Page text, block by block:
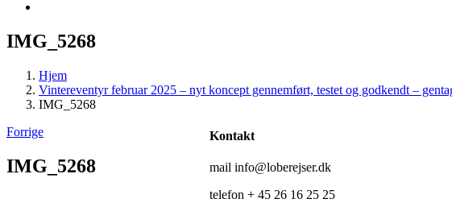
IMG_5268
Hjem
Vintereventyr februar 2025 – nyt koncept gennemført, testet og godkendt –
IMG_5268
Forrige
IMG_5268
Kontakt
mail info@loberejser.dk
telefon + 45 26 16 25 25